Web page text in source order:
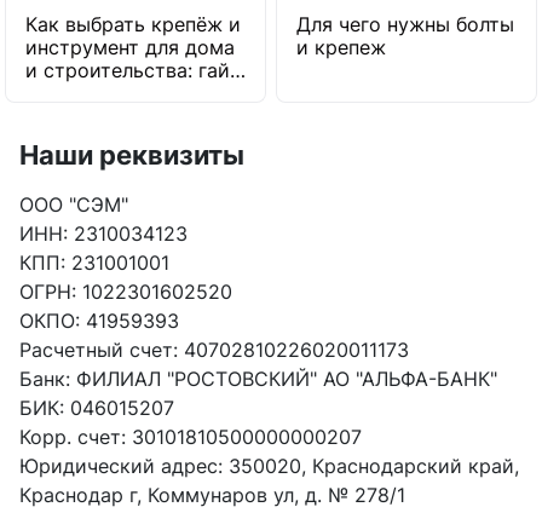
Как выбрать крепёж и
инструмент для дома
и строительства: гайд
Для чего нужны болты
и крепеж
Наши реквизиты
ООО "СЭМ"
ИНН: 2310034123
КПП: 231001001
ОГРН: 1022301602520
ОКПО: 41959393
Расчетный счет: 40702810226020011173
Банк: ФИЛИАЛ "РОСТОВСКИЙ" АО "АЛЬФА-БАНК"
БИК: 046015207
Корр. счет: 30101810500000000207
Юридический адрес: 350020, Краснодарский край,
Краснодар г, Коммунаров ул, д. № 278/1